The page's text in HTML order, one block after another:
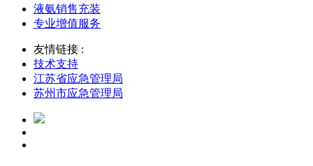
液氨销售充装
专业增值服务
友情链接 :
技术支持
江苏省应急管理局
苏州市应急管理局